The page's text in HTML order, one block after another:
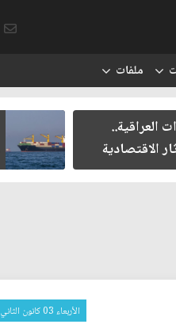
ملفات
العراقية..
الاقتصادية
الأربعاء 03 كانون الثاني 2018